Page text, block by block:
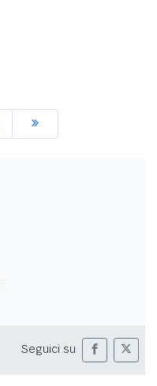
Seguici su